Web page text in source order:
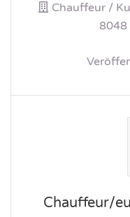
Chauffeur /
8048
Chauffeur/